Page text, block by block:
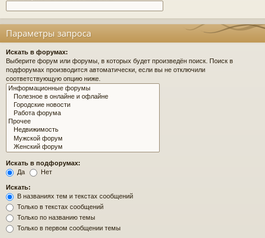
Параметры запроса
Искать в форумах:
Выберите форум или форумы, в которых будет произведён поиск. Поиск в
подфорумах производится автоматически, если вы не отключили
соответствующую опцию ниже.
Искать в подфорумах:
Да
Нет
Искать:
В названиях тем и текстах сообщений
Только в текстах сообщений
Только по названию темы
Только в первом сообщении темы